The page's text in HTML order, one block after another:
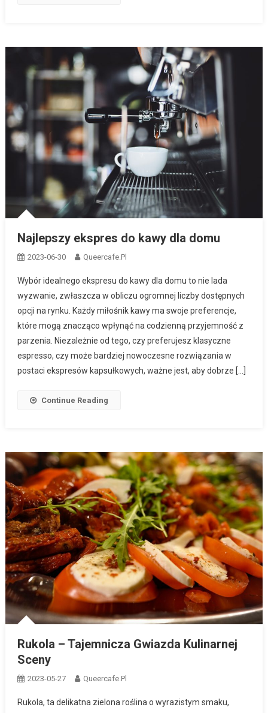
Najlepszy ekspres do kawy dla domu
2023-06-30 Queercafe.pl
Wybór idealnego ekspresu do kawy dla domu to nie lada
wyzwanie, zwłaszcza w obliczu ogromnej liczby dostępnych
opcji na rynku. Każdy miłośnik kawy ma swoje preferencje,
które mogą znacząco wpłynąć na codzienną przyjemność z
parzenia. Niezależnie od tego, czy preferujesz klasyczne
espresso, czy może bardziej nowoczesne rozwiązania w
postaci ekspresów kapsułkowych, ważne jest, aby dobrze […]
Continue Reading
Rukola – Tajemnicza Gwiazda Kulinarnej
Sceny
2023-05-27 Queercafe.pl
Rukola, ta delikatna zielona roślina o wyrazistym smaku,